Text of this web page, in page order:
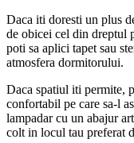
Daca iti doresti un plus
de obicei cel din dreptul
poti sa aplici tapet sau
atmosfera dormitorului.
Daca spatiul iti permite,
confortabil pe care sa-l
lampadar cu un abajur
colt in locul tau preferat